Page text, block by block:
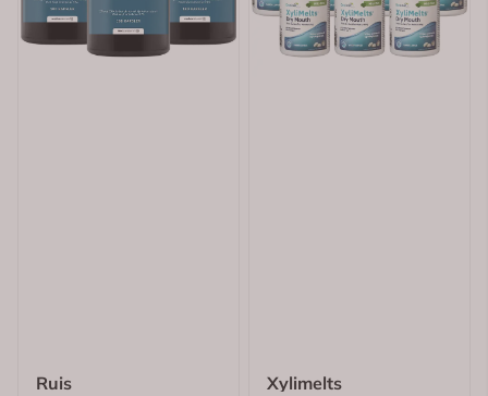
Ruis
Xylimelts